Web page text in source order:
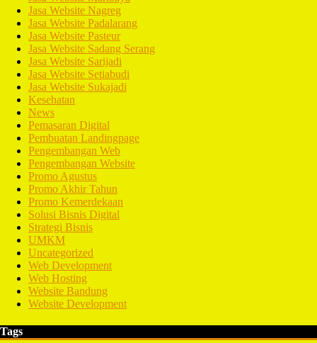
Jasa Website Nagreg
Jasa Website Padalarang
Jasa Website Pasteur
Jasa Website Sadang Serang
Jasa Website Sarijadi
Jasa Website Setiabudi
Jasa Website Sukajadi
Kesehatan
News
Pemasaran Digital
Pembuatan Landingpage
Pengembangan Web
Pengembangan Website
Promo Agustus
Promo Akhir Tahun
Promo Kemerdekaan
Solusi Bisnis Digital
Strategi Bisnis
UMKM
Uncategorized
Web Development
Web Hosting
Website Bandung
Website Development
Tags